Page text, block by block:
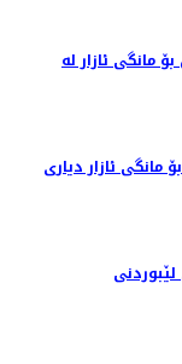
مانگی ئازار له‌
ئازار دیاری